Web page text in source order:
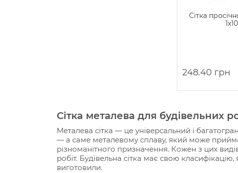
Сітка
248.40 грн
Сітка металева для будівельних
Металева сітка — це універсальний і
— а саме металевому сплаву, який може
різноманітного призначення. Кожен з цих
робіт. Будівельна сітка має свою
виготовили.